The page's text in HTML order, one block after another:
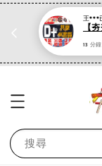
PS系列遊
搜尋
王***
13 分